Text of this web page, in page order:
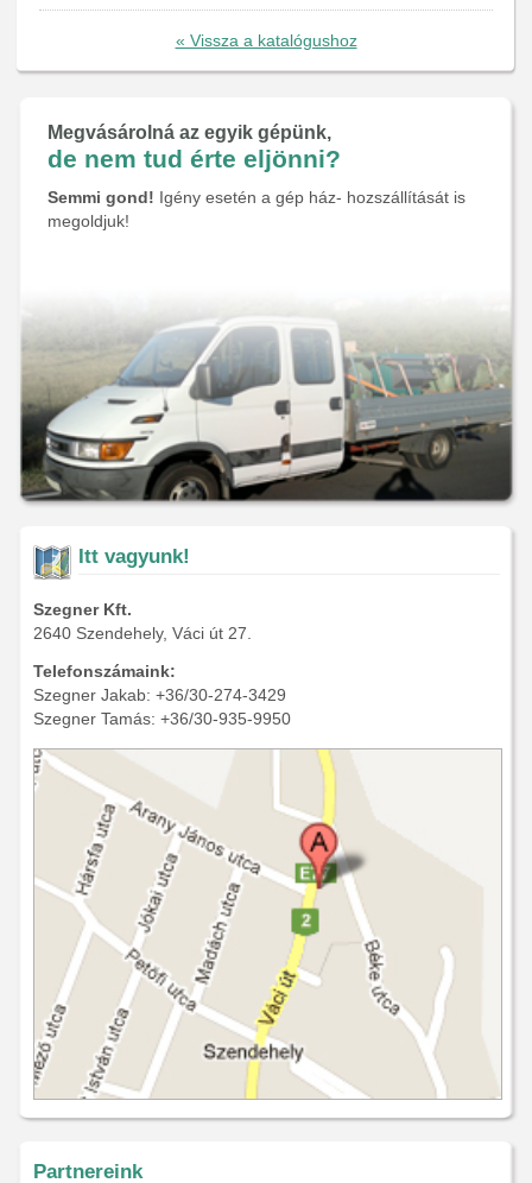
« Vissza a katalógushoz
Megvásárolná az egyik gépünk,
de nem tud érte eljönni?
Semmi gond! Igény esetén a gép ház- hozszállítását is
megoldjuk!
Itt vagyunk!
Szegner Kft.
2640 Szendehely, Váci út 27.
Telefonszámaink:
Szegner Jakab: +36/30-274-3429
Szegner Tamás: +36/30-935-9950
Partnereink